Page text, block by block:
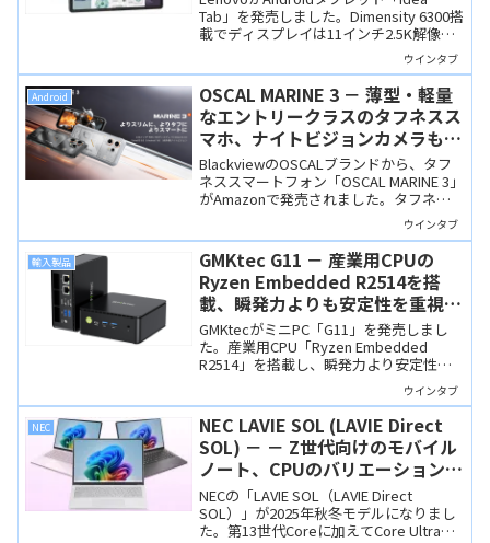
Tab」を発売しました。Dimensity 6300搭
載でディスプレイは11インチ2.5K解像
度、ペン入力にも対応します。価格もウインタブ
Android
OSCAL MARINE 3 － 薄型・軽量
なエントリークラスのタフネスス
マホ、ナイトビジョンカメラも搭
載してセール価格25,055円
BlackviewのOSCALブランドから、タフ
ネススマートフォン「OSCAL MARINE 3」
がAmazonで発売されました。タフネス
スマホとしてはエントリーモデルなが
ら、厚さ10.7mm・245gと薄型・軽量な
ので、街なかでも使いやすそうです。
ウインタブ
輸入製品
GMKtec G11 － 産業用CPUの
Ryzen Embedded R2514を搭
載、瞬発力よりも安定性を重視し
たミニPC
GMKtecがミニPC「G11」を発売しまし
た。産業用CPU「Ryzen Embedded
R2514」を搭載し、瞬発力より安定性を
重視した異色のミニPCです。ベンチマー
クスコアは低めですが、ポート類は充実
していますし、長時間の安定動作が期待
できるのでNASやホームサーバー用とし
てもよさそうです。
ウインタブ
NEC
NEC LAVIE SOL (LAVIE Direct
SOL) － － Z世代向けのモバイル
ノート、CPUのバリエーションが
増え、Copilot+ PCに！
NECの「LAVIE SOL（LAVIE Direct
SOL）」が2025年秋冬モデルになりまし
た。第13世代Coreに加えてCore Ultraシ